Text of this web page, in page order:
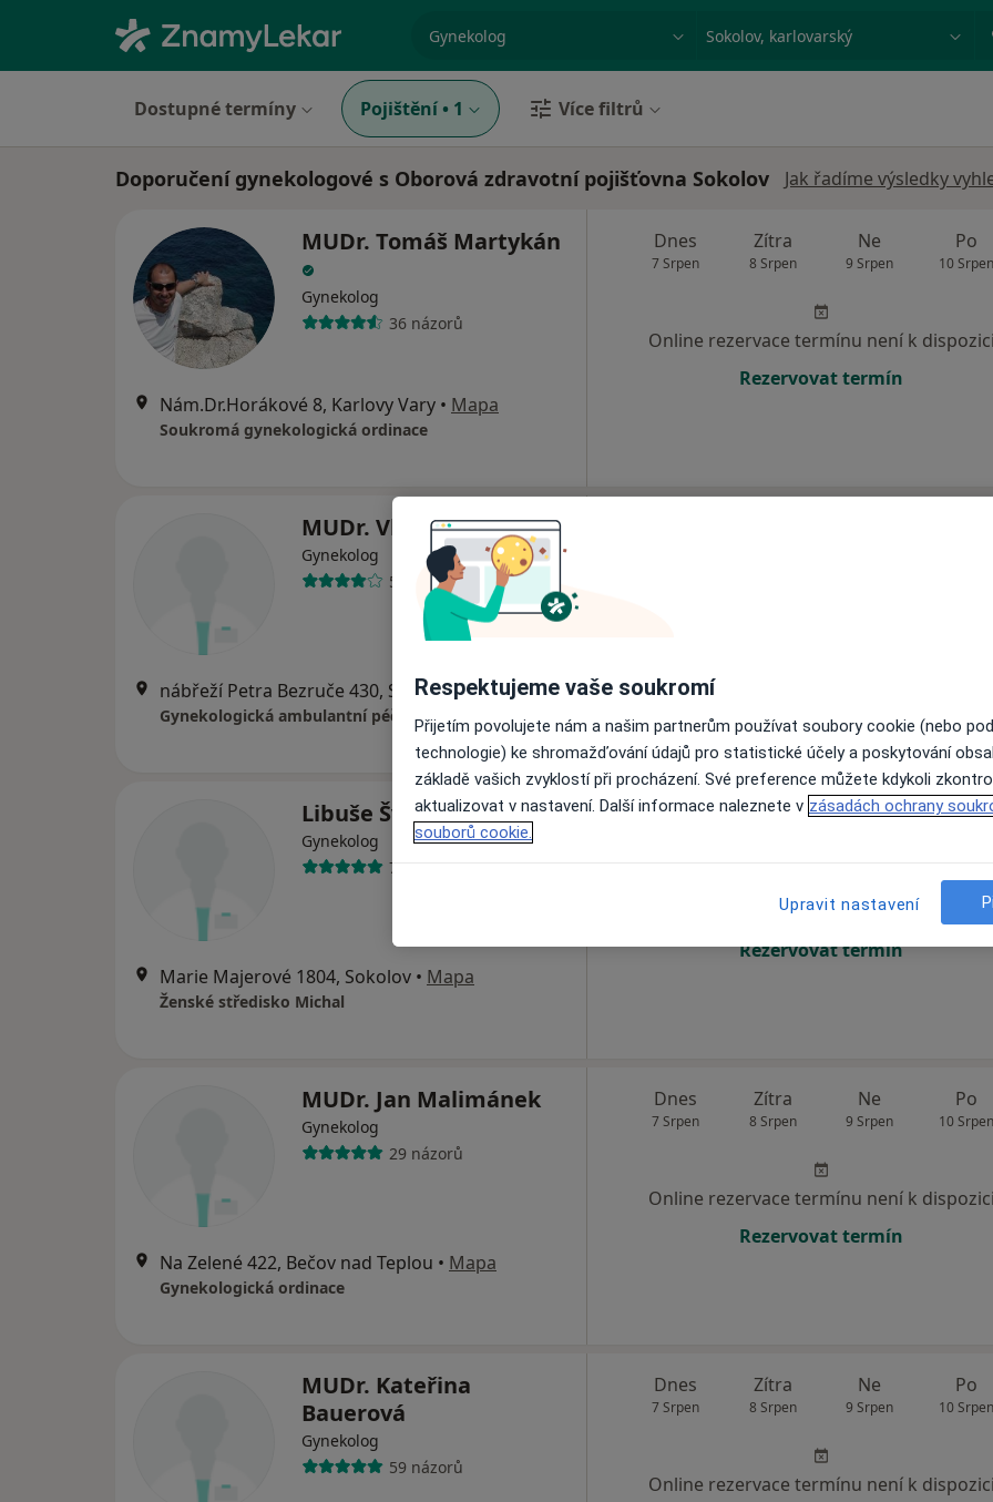
Město nebo region
Dostupné termíny Pojištění • 1 Více filtrů
Doporučení gynekologové s Oborová zdravotní pojišťovna Sokolov Jak řadíme výsledky
MUDr. Tomáš Martykán
Gynekolog
36 názorů
Nám.Dr.Horákové 8, Karlovy Vary • Mapa
Soukromá gynekologická ordinace
Dnes
7 Srpen
Zítra
8 Srpen
Ne
9 Srpen
Po
10 Srpen
Online rezervace termínu není k dispozici
Rezervovat termín
MUDr. Vladimír Hruboň
Gynekolog
53 názorů
nábřeží Petra Bezruče 430, Sokolov •Mapa
Gynekologická ambulantní péče
Libuše Švajnerová
Gynekolog
7 názorů
Marie Majerové 1804, Sokolov • Mapa
Ženské středisko Michal
Dnes Zítra Ne Po
Online rezervace termínu není k dispozici
Rezervovat termín
MUDr. Jan Malimánek
Gynekolog
29 názorů
Na Zelené 422, Bečov nad Teplou • Mapa
Gynekologická ordinace
Dnes
7 Srpen
Zítra
8 Srpen
Ne
9 Srpen
Po
10 Srpen
Online rezervace termínu není k dispozici
Rezervovat termín
MUDr. Kateřina
Bauerová
Gynekolog
59 názorů
Dnes
7 Srpen
Zítra
8 Srpen
Ne
9 Srpen
Po
10 Srpen
Online rezervace termínu není k dispozici
Respektujeme vaše soukromí
Přijetím povolujete nám a našim partnerům používat soubory cookie (nebo
technologie) ke shromažďování údajů pro statistické účely a poskytování
základě vašich zvyklostí při procházení. Své preference můžete kdykoli
aktualizovat v nastavení. Další informace naleznete v zásadách ochrany
souborů cookie.
Upravit nastavení